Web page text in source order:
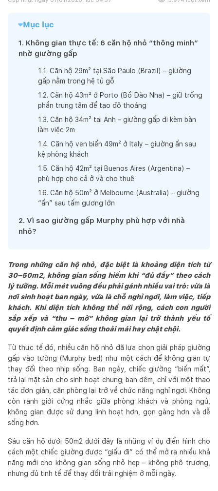
Mục lục
1. Không gian thực tế: 6 căn hộ nhỏ “thông minh”
nhờ giường gấp
1 .1 . Căn hộ 29m² tại São Paulo (Brazil) – giường
gấp nằm trong hệ tủ gỗ
1 .2. Căn hộ 43m² ở Porto (Bồ Đào Nha) – giữ trống
phần trung tâm để tạo độ thoáng
1 .3. Căn hộ 34m² tại Anh – giường gấp đi kèm bàn
làm việc 2m
1 .4. Căn hộ ven biển 49m² ở Italy – giường ẩn sau
kệ phòng khách
1 .5. Căn hộ 42m² tại Buenos Aires (Argentina) –
phù hợp cho cả ở và cho thuê
1 .6. Căn hộ 50m² ở Melbourne (Australia) – giường
“ẩn” sau tấm gương lớn
2. Vì sao giường gấp Murphy phù hợp với nhà
nhỏ?
Trong những căn hộ nhỏ, đặc biệt là khoảng diện tích từ
30–50m2, không gian sống hiếm khi “đủ đầy” theo cách
lý tưởng. Mỗi mét vuông đều phải gánh nhiều vai trò: vừa là
nơi sinh hoạt ban ngày, vừa là chỗ nghỉ ngơi, làm việc, tiếp
khách. Khi diện tích không thể nới rộng, cách con người
sắp xếp và “thu – mở” không gian lại trở thành yếu tố
quyết định cảm giác sống thoải mái hay chật chội.
Từ thực tế đó, nhiều căn hộ nhỏ đã lựa chọn giải pháp giường
gấp vào tường (Murphy bed) như một cách để không gian tự
thay đổi theo nhịp sống. Ban ngày, chiếc giường “biến mất”,
trả lại mặt sàn cho sinh hoạt chung; ban đêm, chỉ với một thao
tác đơn giản, căn phòng lại trở về chức năng nghỉ ngơi. Không
còn ranh giới cứng nhắc giữa phòng khách và phòng ngủ,
không gian được sử dụng linh hoạt hơn, gọn gàng hơn và dễ
sống hơn.
Sáu căn hộ dưới 50m2 dưới đây là những ví dụ điển hình cho
cách một chiếc giường được “giấu đi” có thể mở ra nhiều khả
năng mới cho không gian sống nhỏ hẹp – không phô trương,
nhưng đủ tinh tế để thay đổi trải nghiệm ở mỗi ngày.